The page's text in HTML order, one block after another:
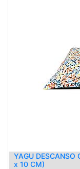
YAGU
x 10 CM)